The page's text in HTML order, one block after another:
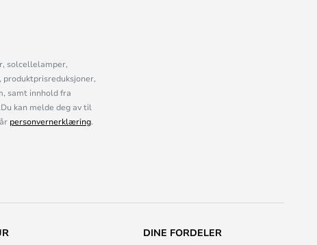
solcellelamper,
samt innhold fra
kan melde deg av til
personvernerklæring.
DINE FORDELER